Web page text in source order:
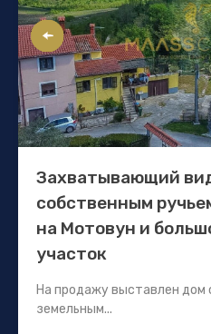
Захватывающий
собственным
на Мотовун и
участок
На продажу выставлен дом
земельным...